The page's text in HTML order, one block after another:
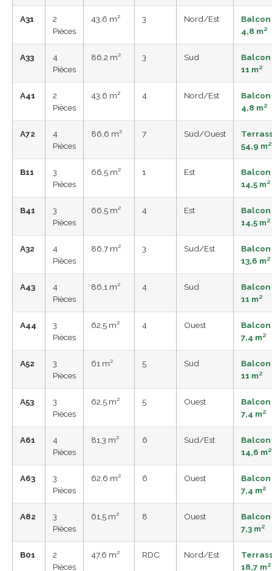
A31
2
Pièces
43,6 m² 3 Nord/Est
Balcon
4,8 m²
A33
4
Pièces
86,2 m² 3 Sud
Balcon
11 m²
A41
2
Pièces
43,6 m² 4 Nord/Est
Balcon
4,8 m²
A72
4
Pièces
86,6 m² 7 Sud/Ouest
54,9 m²
B11
3
Pièces
66,5 m² 1 Est
Balcon
14,5 m²
B41
3
Pièces
66,5 m² 4 Est
Balcon
14,5 m²
A32
4
Pièces
86,7 m² 3 Sud/Est
Balcon
13,6 m²
A43
4
Pièces
86,1 m² 4 Sud
Balcon
11 m²
A44
3
Pièces
62,5 m² 4 Ouest
Balcon
7,4 m²
A52
3
Pièces
61 m² 5 Sud
Balcon
11 m²
A53
3
Pièces
62,5 m² 5 Ouest
Balcon
7,4 m²
A61
4
Pièces
81,3 m² 6 Sud/Est
Balcon
14,6 m²
A63
3
Pièces
62,6 m² 6 Ouest
Balcon
7,4 m²
A82
3
Pièces
61,5 m² 8 Ouest
Balcon
7,3 m²
B01
2
Pièces
47,6 m² RDC Nord/Est
18,7 m²